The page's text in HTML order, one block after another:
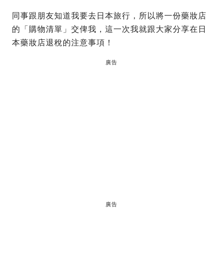
同事跟朋友知道我要去日本旅行，所以將一份藥妝店
的「購物清單」交俾我，這一次我就跟大家分享在日
本藥妝店退稅的注意事項！
廣告
廣告